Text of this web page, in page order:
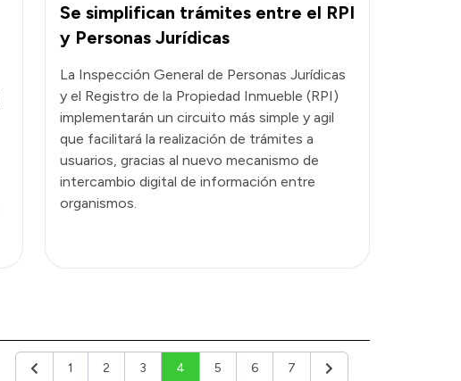
Se simplifican trámites entre el RPI
y Personas Jurídicas
La Inspección General de Personas Jurídicas
y el Registro de la Propiedad Inmueble (RPI)
implementarán un circuito más simple y agil
que facilitará la realización de trámites a
usuarios, gracias al nuevo mecanismo de
intercambio digital de información entre
organismos.
Anterior1 2 3 4 5 6 7 Siguiente